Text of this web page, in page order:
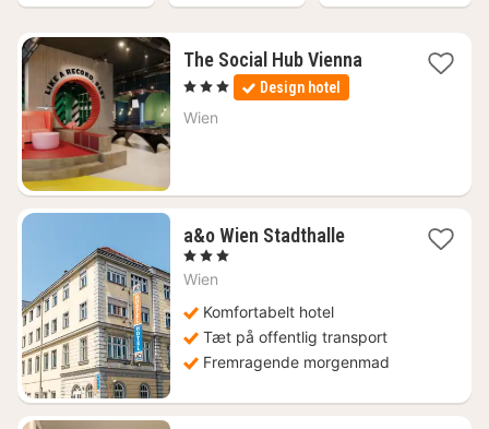
The Social Hub Vienna1
, 3 Stjerner Design hotel
Wien
a&o Wien Stadthalle2
, 3 Stjerner
Wien
Komfortabelt hotel
Tæt på offentlig transport
Fremragende morgenmad